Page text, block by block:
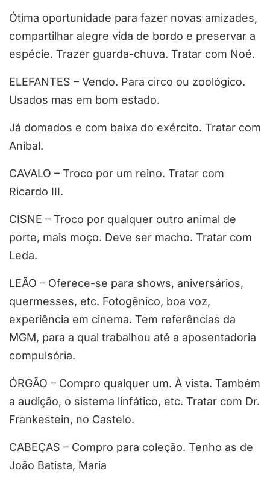
Ótima oportunidade para fazer novas amizades,
compartilhar alegre vida de bordo e preservar a
espécie. Trazer guarda-chuva. Tratar com Noé.
ELEFANTES – Vendo. Para circo ou zoológico.
Usados mas em bom estado.
Já domados e com baixa do exército. Tratar com
Aníbal.
CAVALO – Troco por um reino. Tratar com
Ricardo III.
CISNE – Troco por qualquer outro animal de
porte, mais moço. Deve ser macho. Tratar com
Leda.
LEÃO – Oferece-se para shows, aniversários,
quermesses, etc. Fotogênico, boa voz,
experiência em cinema. Tem referências da
MGM, para a qual trabalhou até a aposentadoria
compulsória.
ÓRGÃO – Compro qualquer um. À vista. Também
a audição, o sistema linfático, etc. Tratar com Dr.
Frankestein, no Castelo.
CABEÇAS – Compro para coleção. Tenho as de
João Batista, Maria